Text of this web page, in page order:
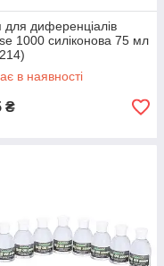
для диференціалів
1000 силіконова 75 мл
в наявності
₴